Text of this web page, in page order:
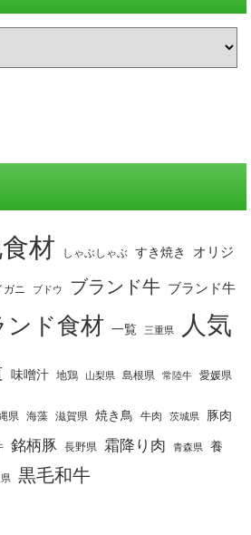
材 しゃぶしゃぶ すき焼き オリジ
ガニ ブドウ ブランド牛 ブランド牛
ンド食材 一覧 三重県
人気
味噌汁 地鶏 山梨県 島根県 常陸牛 愛媛県
県 海藻 滋賀県 焼き鳥 牛肉 茨城県 豚肉
銘柄豚 長野県 霜降り肉 青森県 養
黒毛和牛